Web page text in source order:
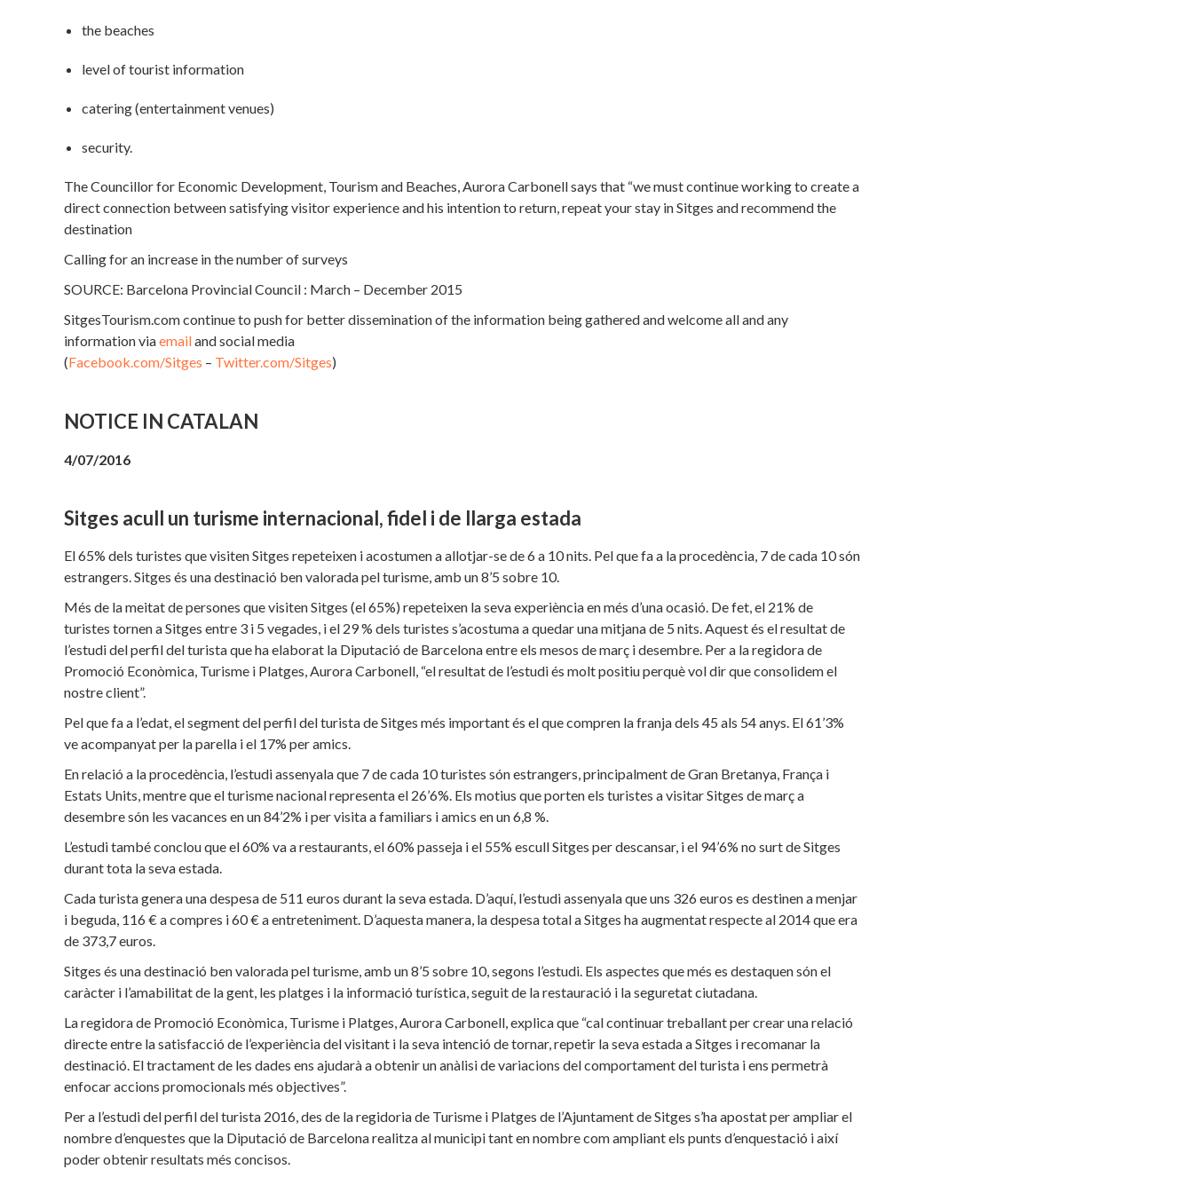
the beaches
level of tourist information
catering (entertainment venues)
security.
The Councillor for Economic Development, Tourism and Beaches, Aurora Carbonell says that “we must continue working to create a
direct connection between satisfying visitor experience and his intention to return, repeat your stay in Sitges and recommend the
destination
Calling for an increase in the number of surveys
SOURCE: Barcelona Provincial Council : March – December 2015
SitgesTourism.com continue to push for better dissemination of the information being gathered and welcome all and any
information viaemailand social media
(Facebook.com/Sitges – Twitter.com/Sitges)
NOTICE IN CATALAN
4/07/2016
Sitges acull un turisme internacional, fidel i de llarga estada
El 65% dels turistes que visiten Sitges repeteixen i acostumen a allotjar-se de 6 a 10 nits. Pel que fa a la procedència, 7 de cada 10 són
estrangers. Sitges és una destinació ben valorada pel turisme, amb un 8’5 sobre 10.
Més de la meitat de persones que visiten Sitges (el 65%) repeteixen la seva experiència en més d’una ocasió. De fet, el 21% de
turistes tornen a Sitges entre 3 i 5 vegades, i el 29 % dels turistes s’acostuma a quedar una mitjana de 5 nits. Aquest és el resultat de
l’estudi del perfil del turista que ha elaborat la Diputació de Barcelona entre els mesos de març i desembre. Per a la regidora de
Promoció Econòmica, Turisme i Platges, Aurora Carbonell, “el resultat de l’estudi és molt positiu perquè vol dir que consolidem el
nostre client”.
Pel que fa a l’edat, el segment del perfil del turista de Sitges més important és el que compren la franja dels 45 als 54 anys. El 61’3%
ve acompanyat per la parella i el 17% per amics.
En relació a la procedència, l’estudi assenyala que 7 de cada 10 turistes són estrangers, principalment de Gran Bretanya, França i
Estats Units, mentre que el turisme nacional representa el 26’6%. Els motius que porten els turistes a visitar Sitges de març a
desembre són les vacances en un 84’2% i per visita a familiars i amics en un 6,8 %.
L’estudi també conclou que el 60% va a restaurants, el 60% passeja i el 55% escull Sitges per descansar, i el 94’6% no surt de Sitges
durant tota la seva estada.
Cada turista genera una despesa de 511 euros durant la seva estada. D’aquí, l’estudi assenyala que uns 326 euros es destinen a menjar
i beguda, 116 € a compres i 60 € a entreteniment. D’aquesta manera, la despesa total a Sitges ha augmentat respecte al 2014 que era
de 373,7 euros.
Sitges és una destinació ben valorada pel turisme, amb un 8’5 sobre 10, segons l’estudi. Els aspectes que més es destaquen són el
caràcter i l’amabilitat de la gent, les platges i la informació turística, seguit de la restauració i la seguretat ciutadana.
La regidora de Promoció Econòmica, Turisme i Platges, Aurora Carbonell, explica que “cal continuar treballant per crear una relació
directe entre la satisfacció de l’experiència del visitant i la seva intenció de tornar, repetir la seva estada a Sitges i recomanar la
destinació. El tractament de les dades ens ajudarà a obtenir un anàlisi de variacions del comportament del turista i ens permetrà
enfocar accions promocionals més objectives”.
Per a l’estudi del perfil del turista 2016, des de la regidoria de Turisme i Platges de l’Ajuntament de Sitges s’ha apostat per ampliar el
nombre d’enquestes que la Diputació de Barcelona realitza al municipi tant en nombre com ampliant els punts d’enquestació i així
poder obtenir resultats més concisos.